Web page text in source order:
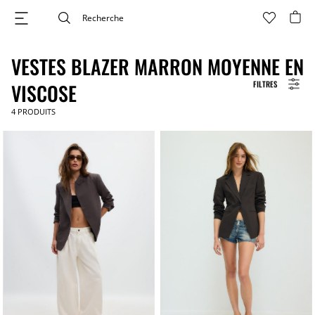
FILTRES
VESTES BLAZER MARRON MOYENNE EN
VISCOSE
4 PRODUITS